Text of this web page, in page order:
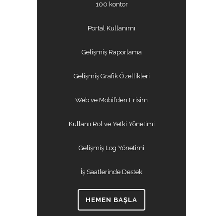
100 kontor
Portal Kullanımı
Gelişmiş Raporlama
Gelişmiş Grafik Özellikleri
Web ve Mobil’den Erisim
Kullanıı Rol ve Yetki Yönetimi
Gelişmiş Log Yönetimi
İş Saatlerinde Destek
HEMEN BAŞLA